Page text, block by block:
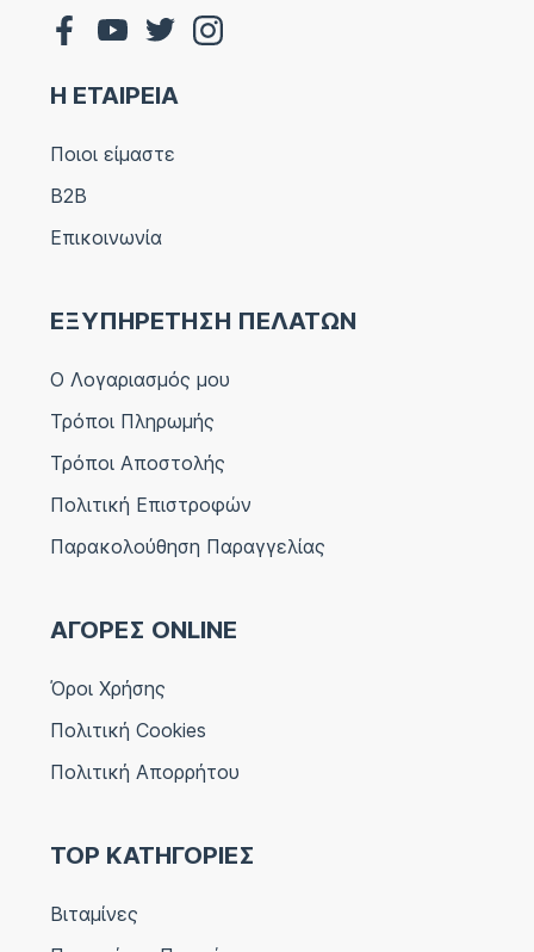
Η ΕΤΑΙΡΕΙΑ
Ποιοι είμαστε
B2B
Επικοινωνία
ΕΞΥΠΗΡΕΤΗΣΗ ΠΕΛΑΤΩΝ
Ο Λογαριασμός μου
Τρόποι Πληρωμής
Τρόποι Αποστολής
Πολιτική Επιστροφών
Παρακολούθηση Παραγγελίας
ΑΓΟΡΕΣ ONLINE
Όροι Χρήσης
Πολιτική Cookies
Πολιτική Απορρήτου
TOP ΚΑΤΗΓΟΡΙΕΣ
Βιταμίνες